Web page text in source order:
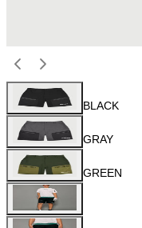
BLACK
GRAY
GREEN